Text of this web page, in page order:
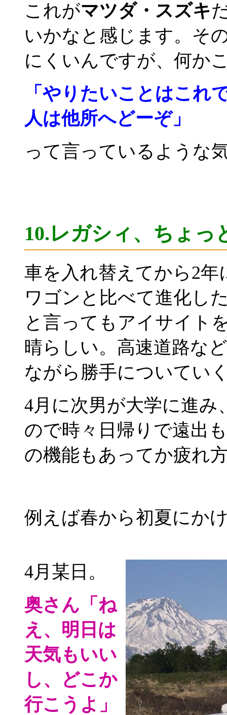
これがマツダ・スズキ
いかなと感じます。そ
にくいんですが、何か
「やりたいことはこれ
人は他所へどーぞ」
って言っているような
10.レガシィ、ちょっ
車を入れ替えてから2
ワゴンと比べて進化し
と言ってもアイサイト
晴らしい。高速道路な
ながら勝手についてい
4月に次男が大学に進
ので時々日帰りで遠出
の機能もあってか疲れ
例えば春から初夏にか
4月某日。
奥さん「ね
え、明日は
天気もいい
し、どこか
行こうよ」